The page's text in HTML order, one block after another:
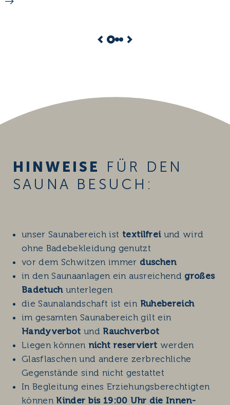
HINWEISE
FÜR DEN
SAUNA BESUCH:
unser Saunabereich ist textilfreiund wird
ohne Badebekleidung genutzt
vor dem Schwitzen immer duschen
in den Saunaanlagen ein ausreichend großes
Badetuchunterlegen
die Saunalandschaft ist ein Ruhebereich
im gesamten Saunabereich gilt ein
Handyverbot und Rauchverbot
Liegen können nicht reserviert werden
Glasflaschen und andere zerbrechliche
Gegenstände sind nicht gestattet
In Begleitung eines Erziehungsberechtigten
können Kinder bis 19:00 Uhr die Innen-